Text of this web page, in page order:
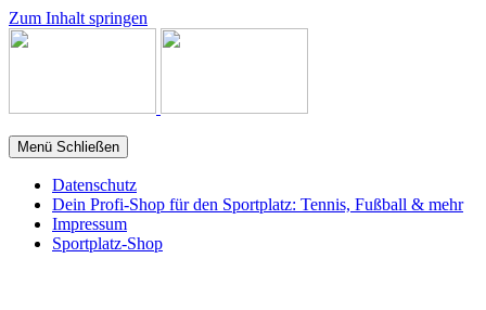
Zum Inhalt springen
Menü Schließen
Datenschutz
Dein Profi-Shop für den Sportplatz: Tennis, Fußball & mehr
Impressum
Sportplatz-Shop